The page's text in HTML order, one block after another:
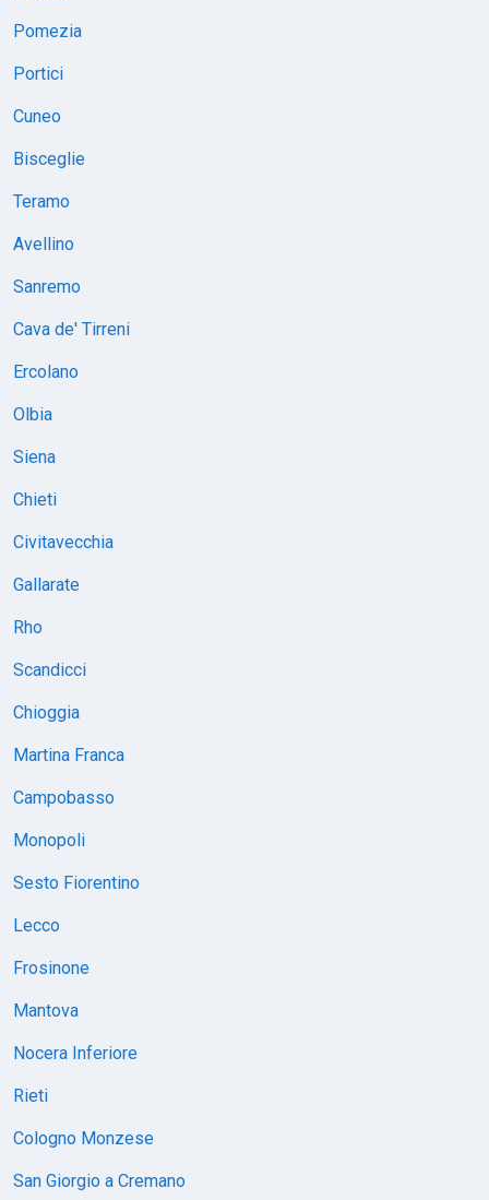
Pomezia
Portici
Cuneo
Bisceglie
Teramo
Avellino
Sanremo
Cava de' Tirreni
Ercolano
Olbia
Siena
Chieti
Civitavecchia
Gallarate
Rho
Scandicci
Chioggia
Martina Franca
Campobasso
Monopoli
Sesto Fiorentino
Lecco
Frosinone
Mantova
Nocera Inferiore
Rieti
Cologno Monzese
San Giorgio a Cremano